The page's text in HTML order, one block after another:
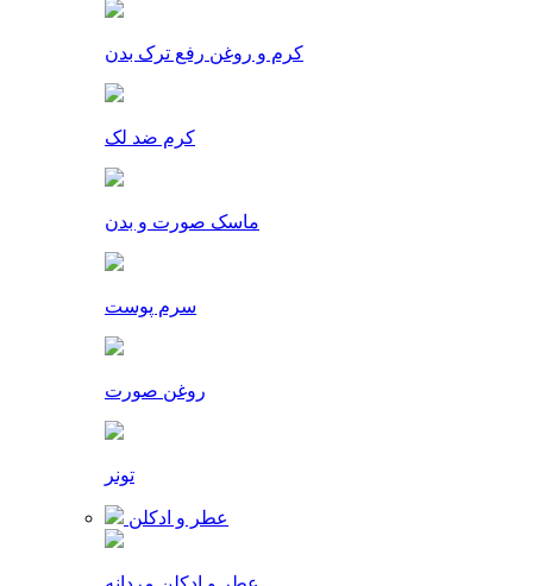
کرم و روغن رفع ترک بدن
کرم ضد لک
ماسک صورت و بدن
سرم پوست
روغن صورت
تونر
عطر و ادکلن